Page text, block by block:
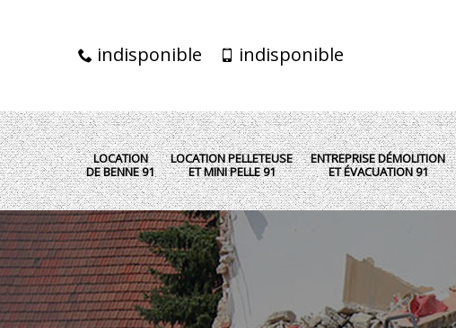
indisponible indisponible
LOCATION
DE BENNE 91
LOCATION PELLETEUSE
ET MINI PELLE 91
ENTREPRISE DÉMOLITION
ET ÉVACUATION 91